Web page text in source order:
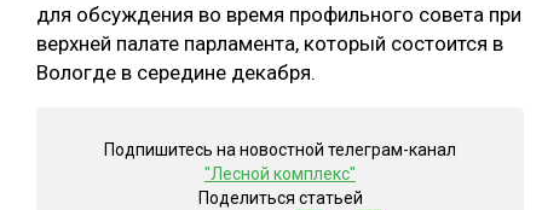
для обсуждения во время профильного совета при
верхней палате парламента, который состоится в
Вологде в середине декабря.
Подпишитесь на новостной телеграм-канал
"Лесной комплекс"
Поделиться статьей